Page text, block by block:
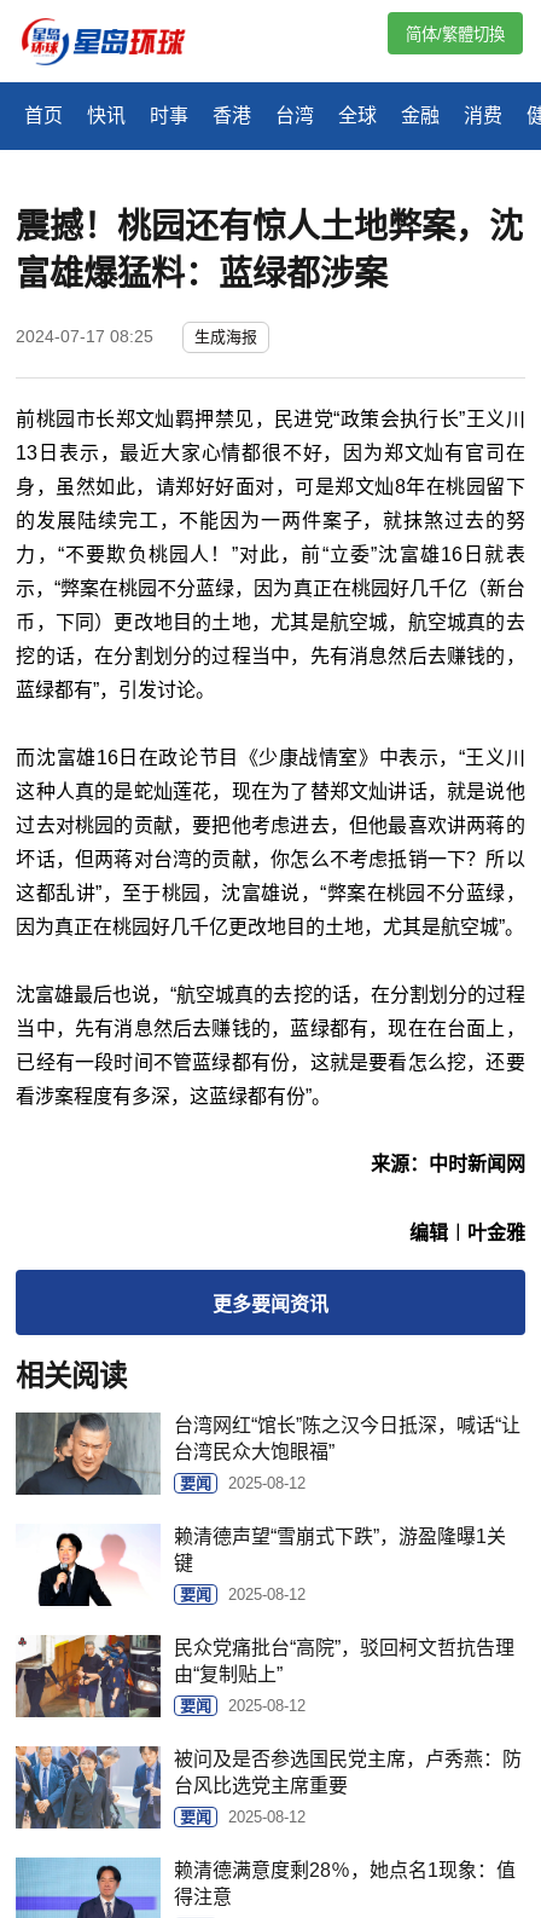
首页 快讯 时事 香港 台湾 全球 金融 消费
简体/繁體切換
震撼！桃园还有惊人土地弊案，沈
富雄爆猛料：蓝绿都涉案
2024-07-17 08:25 生成海报
前桃园市长郑文灿羁押禁见，民进党“政策会执行长”王义川
13日表示，最近大家心情都很不好，因为郑文灿有官司在
身，虽然如此，请郑好好面对，可是郑文灿8年在桃园留下
的发展陆续完工，不能因为一两件案子，就抹煞过去的努
力，“不要欺负桃园人！”对此，前“立委”沈富雄16日就表
示，“弊案在桃园不分蓝绿，因为真正在桃园好几千亿（新台
币，下同）更改地目的土地，尤其是航空城，航空城真的去
挖的话，在分割划分的过程当中，先有消息然后去赚钱的，
蓝绿都有”，引发讨论。
而沈富雄16日在政论节目《少康战情室》中表示，“王义川
这种人真的是蛇灿莲花，现在为了替郑文灿讲话，就是说他
过去对桃园的贡献，要把他考虑进去，但他最喜欢讲两蒋的
坏话，但两蒋对台湾的贡献，你怎么不考虑抵销一下？所以
这都乱讲”，至于桃园，沈富雄说，“弊案在桃园不分蓝绿，
因为真正在桃园好几千亿更改地目的土地，尤其是航空城”。
沈富雄最后也说，“航空城真的去挖的话，在分割划分的过程
当中，先有消息然后去赚钱的，蓝绿都有，现在在台面上，
已经有一段时间不管蓝绿都有份，这就是要看怎么挖，还要
看涉案程度有多深，这蓝绿都有份”。
来源：中时新闻网
编辑︱叶金雅
更多要闻资讯
相关阅读
台湾网红“馆长”陈之汉今日抵深，喊话“让
台湾民众大饱眼福”
要闻 2025-08-12
赖清德声望“雪崩式下跌”，游盈隆曝1关
键
要闻 2025-08-12
民众党痛批台“高院”，驳回柯文哲抗告理
由“复制贴上”
要闻 2025-08-12
被问及是否参选国民党主席，卢秀燕：防
台风比选党主席重要
要闻 2025-08-12
赖清德满意度剩28％，她点名1现象：值
得注意